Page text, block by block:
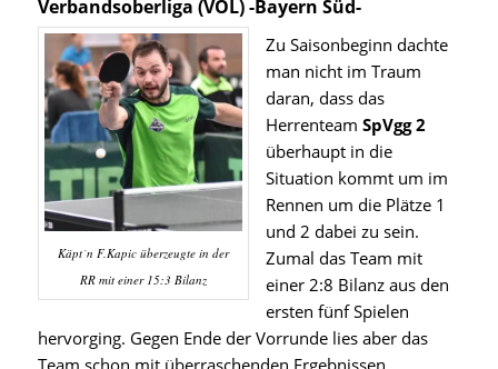
Verbandsoberliga (VOL) -Bayern Süd-
Käpt´n F.Kapic überzeugte in der
RR mit einer 15:3 Bilanz
Zu Saisonbeginn dachte
man nicht im Traum
daran, dass das
Herrenteam SpVgg 2
überhaupt in die
Situation kommt um im
Rennen um die Plätze 1
und 2 dabei zu sein.
Zumal das Team mit
einer 2:8 Bilanz aus den
ersten fünf Spielen
hervorging. Gegen Ende der Vorrunde lies aber das
Team schon mit überraschenden Ergebnissen